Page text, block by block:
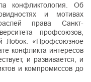
конфликтология. Об
и мотивах
права Санкт-
профсоюзов,
Лобок. «Профсоюзное
конфликта интересов
и развивается, и
и компромиссов до